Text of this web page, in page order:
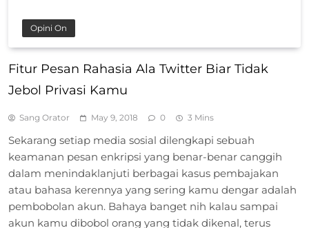
Opini On
Fitur Pesan Rahasia Ala Twitter Biar Tidak
Jebol Privasi Kamu
Sang Orator May 9, 2018 0 3 Mins
Sekarang setiap media sosial dilengkapi sebuah
keamanan pesan enkripsi yang benar-benar canggih
dalam menindaklanjuti berbagai kasus pembajakan
atau bahasa kerennya yang sering kamu dengar adalah
pembobolan akun. Bahaya banget nih kalau sampai
akun kamu dibobol orang yang tidak dikenal, terus